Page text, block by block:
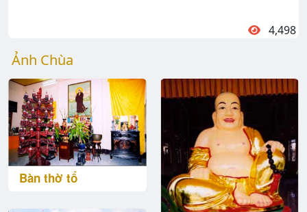
4,498
Ảnh Chùa
Bàn thờ tổ